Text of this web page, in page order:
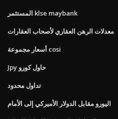
المستثمر klse maybank
معدلات الرهن العقاري لأصحاب العقارات
أسعار مجموعة cosi
Jpy حاول كورو
تداول محدود
اليورو مقابل الدولار الأميركي إلى الأمام